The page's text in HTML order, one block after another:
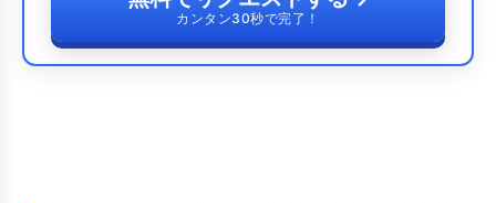
カンタン30秒で完了！